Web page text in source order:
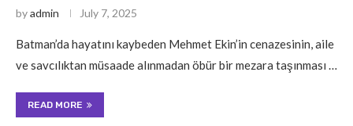
byadmin July 7, 2025
Batman’da hayatını kaybeden Mehmet Ekin’in cenazesinin, aile
ve savcılıktan müsaade alınmadan öbür bir mezara taşınması …
READ MORE